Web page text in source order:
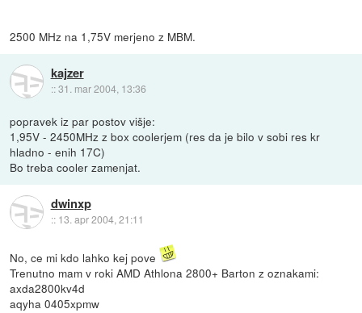
2500 MHz na 1,75V merjeno z MBM.
kajzer
::31. mar 2004, 13:36
popravek iz par postov višje:
1,95V - 2450MHz z box coolerjem (res da je bilo v sobi res kr
hladno - enih 17C)
Bo treba cooler zamenjat.
dwinxp
:: 13. apr 2004, 21:11
No, ce mi kdo lahko kej pove
Trenutno mam v roki AMD Athlona 2800+ Barton z oznakami:
axda2800kv4d
aqyha 0405xpmw